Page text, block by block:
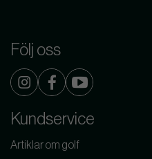
Följ oss
Kundservice
Artiklar om golf